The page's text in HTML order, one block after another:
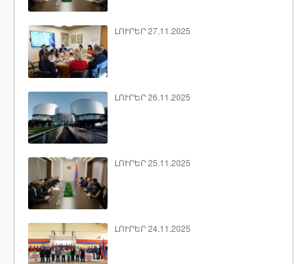
ԼՈՒՐԵՐ 27.11.2025
ԼՈՒՐԵՐ 26.11.2025
ԼՈՒՐԵՐ 25.11.2025
ԼՈՒՐԵՐ 24.11.2025